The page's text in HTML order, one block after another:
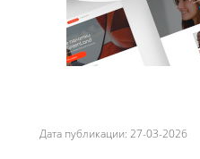
Дата публикации: 27-03-2026